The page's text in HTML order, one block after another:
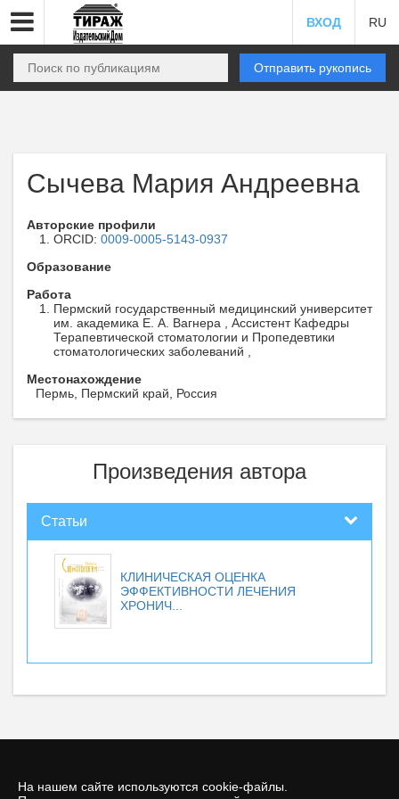
На нашем сайте используются cookie-файлы.
ВХОД RU
Отправить рукопись
Сычева Мария Андреевна
Авторские профили
ORCID: 0009-0005-5143-0937
Образование
Работа
Пермский государственный медицинский университет
им. академика Е. А. Вагнера , Ассистент Кафедры
Терапевтической стоматологии и Пропедевтики
стоматологических заболеваний ,
Местонахождение
Пермь, Пермский край, Россия
Произведения автора
Статьи
КЛИНИЧЕСКАЯ ОЦЕНКА
ЭФФЕКТИВНОСТИ ЛЕЧЕНИЯ
ХРОНИЧ...